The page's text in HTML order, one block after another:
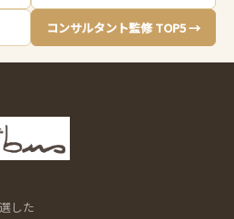
コンサルタント監修 TOP5 →
した